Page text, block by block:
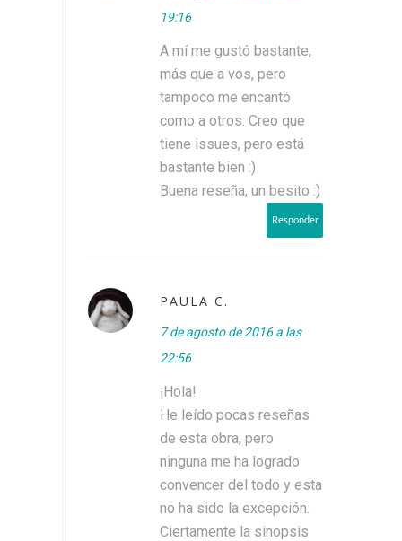
19:16
A mí me gustó bastante,
más que a vos, pero
tampoco me encantó
como a otros. Creo que
tiene issues, pero está
bastante bien :)
Buena reseña, un besito :)
Responder
PAULA C.
7 de agosto de 2016 a las
22:56
¡Hola!
He leído pocas reseñas
de esta obra, pero
ninguna me ha logrado
convencer del todo y esta
no ha sido la excepción.
Ciertamente la sinopsis